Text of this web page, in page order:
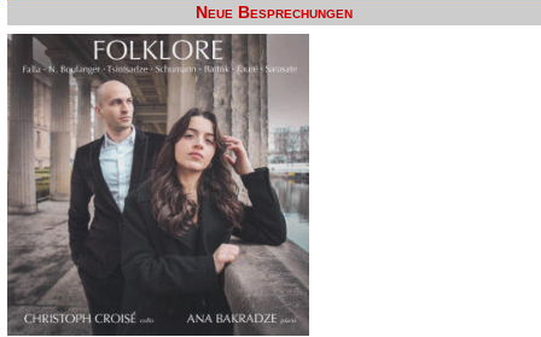
Neue Besprechungen